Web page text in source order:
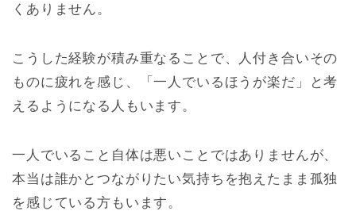
くありません。
こうした経験が積み重なることで、人付き合いその
ものに疲れを感じ、「一人でいるほうが楽だ」と考
えるようになる人もいます。
一人でいること自体は悪いことではありませんが、
本当は誰かとつながりたい気持ちを抱えたまま孤独
を感じている方もいます。